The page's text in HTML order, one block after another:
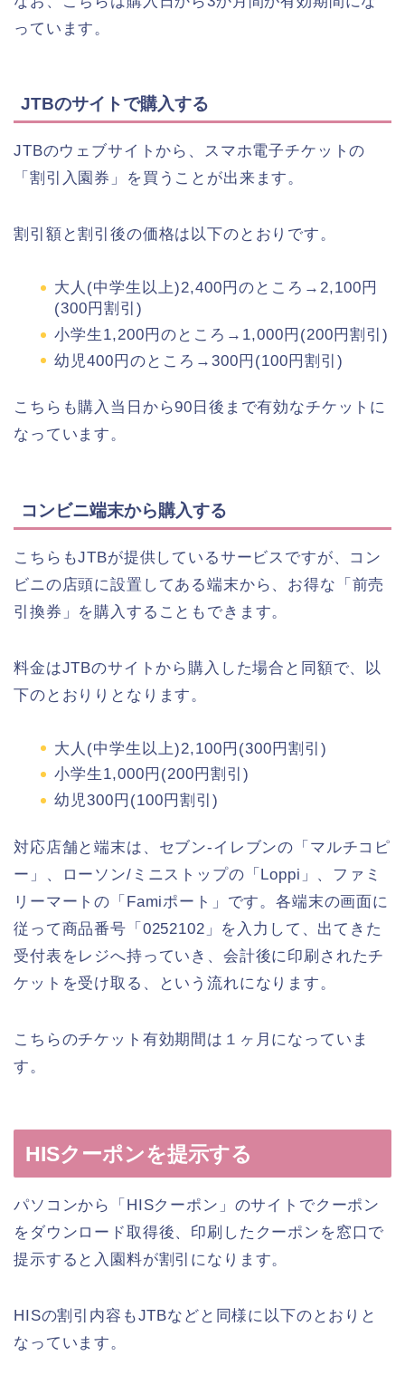
っています。
JTBのサイトで購入する
JTBのウェブサイトから、スマホ電子チケットの
「割引入園券」を買うことが出来ます。
割引額と割引後の価格は以下のとおりです。
大人(中学生以上)2,400円のところ→2,100円
(300円割引)
小学生1,200円のところ→1,000円(200円割引)
幼児400円のところ→300円(100円割引)
こちらも購入当日から90日後まで有効なチケットに
なっています。
コンビニ端末から購入する
こちらもJTBが提供しているサービスですが、コン
ビニの店頭に設置してある端末から、お得な「前売
引換券」を購入することもできます。
料金はJTBのサイトから購入した場合と同額で、以
下のとおりりとなります。
大人(中学生以上)2,100円(300円割引)
小学生1,000円(200円割引)
幼児300円(100円割引)
対応店舗と端末は、セブン-イレブンの「マルチコピ
ー」、ローソン/ミニストップの「Loppi」、ファミ
リーマートの「Famiポート」です。各端末の画面に
従って商品番号「0252102」を入力して、出てきた
受付表をレジへ持っていき、会計後に印刷されたチ
ケットを受け取る、という流れになります。
こちらのチケット有効期間は１ヶ月になっていま
す。
HISクーポンを提示する
パソコンから「HISクーポン」のサイトでクーポン
をダウンロード取得後、印刷したクーポンを窓口で
提示すると入園料が割引になります。
HISの割引内容もJTBなどと同様に以下のとおりと
なっています。